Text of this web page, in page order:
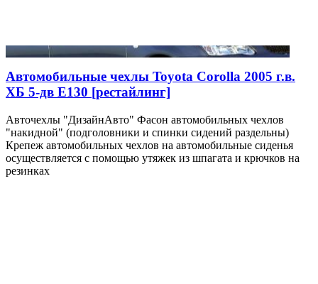
Автомобильные чехлы Toyota Corolla 2005 г.в.
ХБ 5-дв E130 [рестайлинг]
Авточехлы "ДизайнАвто" Фасон автомобильных чехлов
"накидной" (подголовники и спинки сидений раздельны)
Крепеж автомобильных чехлов на автомобильные сиденья
осуществляется с помощью утяжек из шпагата и крючков на
резинках